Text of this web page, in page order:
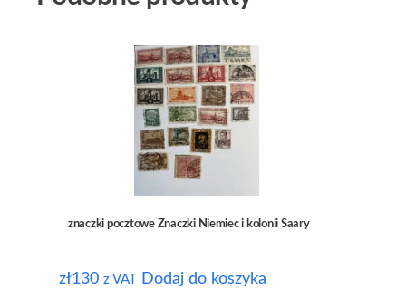
znaczki pocztowe Znaczki Niemiec i kolonii Saary
zł130 z VAT Dodaj do koszyka